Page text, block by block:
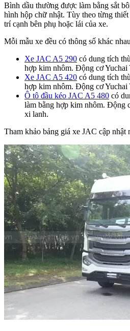
Bình dầu thường được làm bằng sắt
hình hộp chữ nhật. Tùy theo từng
trí cạnh bên phụ hoặc lái của xe.
Mỗi mẫu xe đều có thông số khác
Xe JAC A5 290 có dung tích
hợp kim nhôm. Động cơ
Xe JAC A5 420 có dung tích
hợp kim nhôm. Động cơ
Ô tô đầu kéo JAC A5 480 có
làm bằng hợp kim nhôm. Động
xi lanh.
Tham khảo bảng giá xe JAC cập nhật